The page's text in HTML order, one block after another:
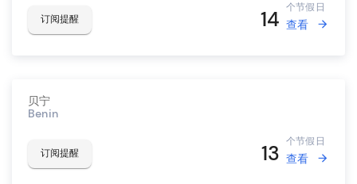
订阅提醒 14 个节假日
查看
贝宁
Benin
订阅提醒 13 个节假日
查看